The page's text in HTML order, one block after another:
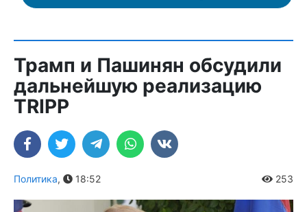
Трамп и Пашинян обсудили
дальнейшую реализацию
TRIPP
Политика, 18:52 253